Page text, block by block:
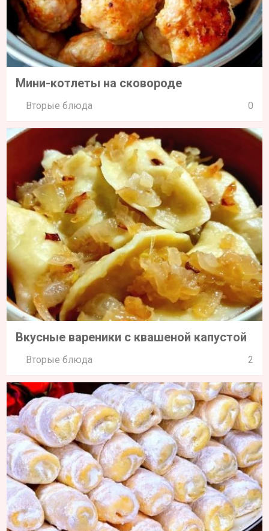
Мини-котлеты на сковороде
Вторые блюда 0
Вкусные вареники с квашеной капустой
Вторые блюда 2